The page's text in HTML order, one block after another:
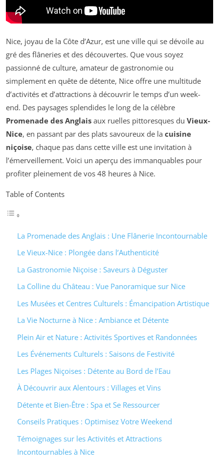
Nice, joyau de la Côte d’Azur, est une ville qui se dévoile au
gré des flâneries et des découvertes. Que vous soyez
passionné de culture, amateur de gastronomie ou
simplement en quête de détente, Nice offre une multitude
d’activités et d’attractions à découvrir le temps d’un week-
end. Des paysages splendides le long de la célèbre
Promenade des Anglais aux ruelles pittoresques du Vieux-
Nice, en passant par des plats savoureux de la cuisine
niçoise, chaque pas dans cette ville est une invitation à
l’émerveillement. Voici un aperçu des immanquables pour
profiter pleinement de vos 48 heures à Nice.
Table of Contents
La Promenade des Anglais : Une Flânerie Incontournable
Le Vieux-Nice : Plongée dans l’Authenticité
La Gastronomie Niçoise : Saveurs à Déguster
La Colline du Château : Vue Panoramique sur Nice
Les Musées et Centres Culturels : Émancipation Artistique
La Vie Nocturne à Nice : Ambiance et Détente
Plein Air et Nature : Activités Sportives et Randonnées
Les Événements Culturels : Saisons de Festivité
Les Plages Niçoises : Détente au Bord de l’Eau
À Découvrir aux Alentours : Villages et Vins
Détente et Bien-Être : Spa et Se Ressourcer
Conseils Pratiques : Optimisez Votre Weekend
Témoignages sur les Activités et Attractions
Incontournables à Nice